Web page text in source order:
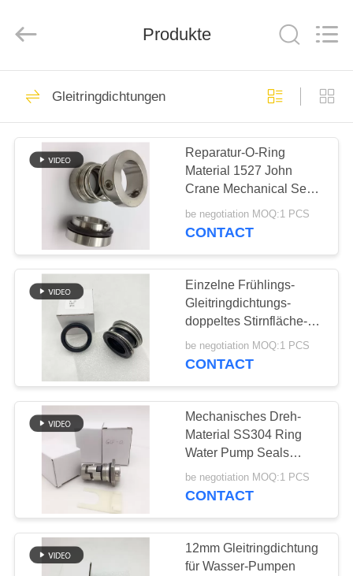
HAUS
PRODUKTE
FABRIK-
AUSFLUG
QUALITÄTSKONTROLLE
TRETEN
SIE
MIT
UNS
VERBINDUNG
FORDERN
Connector
Co.,Ltd.
Hydraulische
Schlauch-
Installation
wiederverwendbare
Schlauchinstallationen
52
JIS-Schlauch-
Installationen
Produkte
Gleitringdichtungen
Reparatur-O-Ring
Material 1527 John
Crane Mechanical Seals
SS304
be negotiation MOQ:1 PCS
CONTACT
Einzelne Frühlings-
Gleitringdichtungs-
doppeltes Stirnfläche-
Gummi-Gebrüll
be negotiation MOQ:1 PCS
CONTACT
Mechanisches Dreh-
Material SS304 Ring
Water Pump Seals
12mm
be negotiation MOQ:1 PCS
CONTACT
12mm Gleitringdichtung
für Wasser-Pumpen